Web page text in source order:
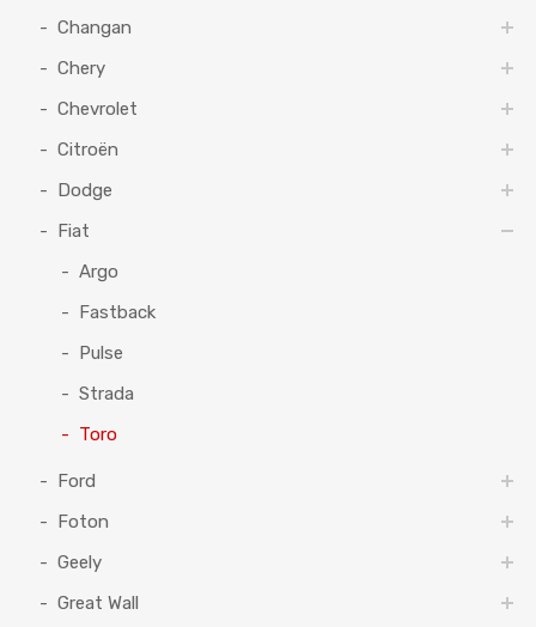
Changan
Chery
Chevrolet
Citroën
Dodge
Fiat
Argo
Fastback
Pulse
Strada
Toro
Ford
Foton
Geely
Great Wall